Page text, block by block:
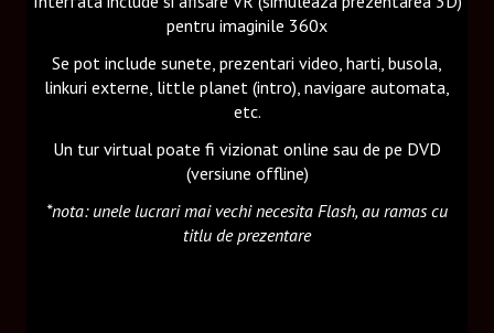
pentru imaginile 360x
Se pot include sunete, prezentari video, harti, busola,
linkuri externe, little planet (intro), navigare automata,
etc.
Un tur virtual poate fi vizionat online sau de pe DVD
(versiune offline)
*nota: unele lucrari mai vechi necesita Flash, au ramas cu
titlu de prezentare